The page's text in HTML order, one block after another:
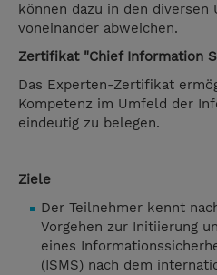
können dazu in den
voneinander abweichen.
Zertifikat "Chief Information
Das Experten-Zertifikat
Kompetenz im Umfeld der
eindeutig zu belegen.
Ziele
Der Teilnehmer kennt
Vorgehen zur Initiierung
eines
(ISMS) nach dem